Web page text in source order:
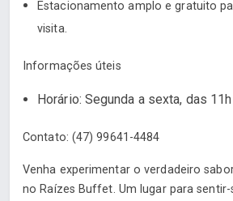
Estacionamento amplo e gratuito
visita.
Informações úteis
Horário: Segunda a sexta, das
Contato: (47) 99641-4484
Venha experimentar o verdadeiro
no Raízes Buffet. Um lugar para